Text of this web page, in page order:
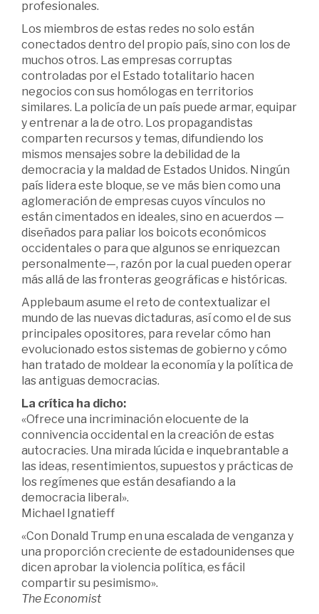
profesionales.
Los miembros de estas redes no solo están
conectados dentro del propio país, sino con los de
muchos otros. Las empresas corruptas
controladas por el Estado totalitario hacen
negocios con sus homólogas en territorios
similares. La policía de un país puede armar, equipar
y entrenar a la de otro. Los propagandistas
comparten recursos y temas, difundiendo los
mismos mensajes sobre la debilidad de la
democracia y la maldad de Estados Unidos. Ningún
país lidera este bloque, se ve más bien como una
aglomeración de empresas cuyos vínculos no
están cimentados en ideales, sino en acuerdos —
diseñados para paliar los boicots económicos
occidentales o para que algunos se enriquezcan
personalmente—, razón por la cual pueden operar
más allá de las fronteras geográficas e históricas.
Applebaum asume el reto de contextualizar el
mundo de las nuevas dictaduras, así como el de sus
principales opositores, para revelar cómo han
evolucionado estos sistemas de gobierno y cómo
han tratado de moldear la economía y la política de
las antiguas democracias.
La crítica ha dicho:
«Ofrece una incriminación elocuente de la
connivencia occidental en la creación de estas
autocracies. Una mirada lúcida e inquebrantable a
las ideas, resentimientos, supuestos y prácticas de
los regímenes que están desafiando a la
democracia liberal».
Michael Ignatieff
«Con Donald Trump en una escalada de venganza y
una proporción creciente de estadounidenses que
dicen aprobar la violencia política, es fácil
compartir su pesimismo».
The Economist